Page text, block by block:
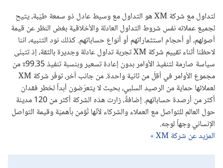
لتداول مع شركة XM هو التداول مع وسيط عادل ذو سمعة طيّبة، يتيح
لجميع عملائه نفس شروط التداول العادلة والأخلاقية بغض النظر عن قيمة
أصولهم، أو أحجام استثماراتهم أو أنواع حساباتهم. كذلك نود التنبيه، اننا
لاحظنا أثناء تقييم شركة XM تجربة تداول عادلة وجديرة بالثقة، إذ تتبنّى
سياسة صارمة لتنفيذ الأوامر بدون إعادة تسعير وبنسبة تنفيذ 99.35٪ من
مجموع الأوامر في أقلّ من ثانية واحدة. من جانب آخر، توفّر شركة XM
لعملائها حماية من الرصيد السلبي، بحيث لا يتعرّضون أبداً لخطر فقدان
أكثر من أرصدة حساباتهم. إضافةً، زارت هذه الشركة أكثر من 120 مدينة
حول العالم للتواصل مع العملاء والشركاء لأنّها تُؤمن بأهميّة وقيمة التواصل
الإنساني وجهاً لوجه.
المزيد عن شركة XM »